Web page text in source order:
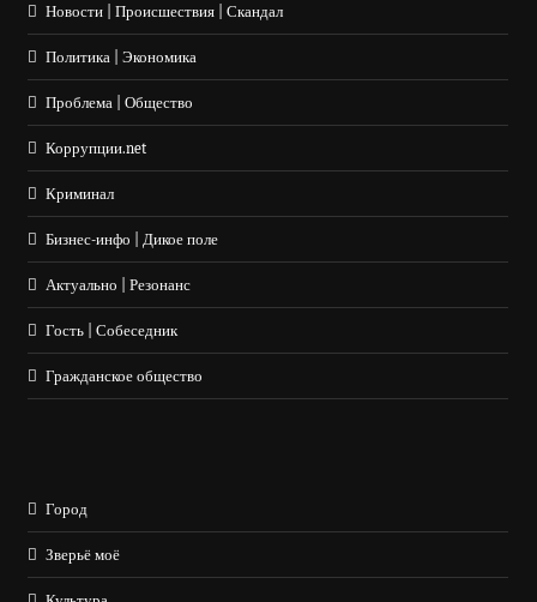
Новости | Происшествия | Скандал
Политика | Экономика
Проблема | Общество
Коррупции.net
Криминал
Бизнес-инфо | Дикое поле
Актуально | Резонанс
Гость | Собеседник
Гражданское общество
Город
Зверьё моё